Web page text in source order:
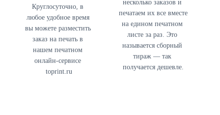
Круглосуточно, в
любое удобное время
вы можете разместить
заказ на печать в
нашем печатном
онлайн-сервисе
toprint.ru
несколько заказов и
печатаем их все вместе
на едином печатном
листе за раз. Это
называется сборный
тираж — так
получается дешевле.